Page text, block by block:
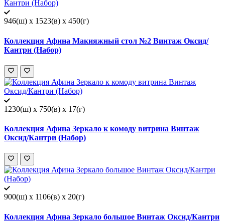
946(ш) x 1523(в) x 450(г)
Коллекция Афина Макияжный стол №2 Винтаж Оксид/
Кантри (Набор)
1230(ш) x 750(в) x 17(г)
Коллекция Афина Зеркало к комоду витрина Винтаж
Оксид/Кантри (Набор)
900(ш) x 1106(в) x 20(г)
Коллекция Афина Зеркало большое Винтаж Оксид/Кантри